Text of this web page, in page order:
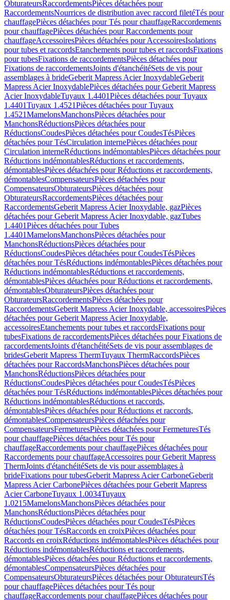
ObturateursRaccordementsPièces détachées pour
RaccordementsNourrices de distribution avec raccord filetéTés pour
chauffagePièces détachées pour Tés pour chauffageRaccordements
pour chauffagePièces détachées pour Raccordements pour
chauffageAccessoiresPièces détachées pour AccessoiresIsolations
pour tubes et raccordsEtanchements pour tubes et raccordsFixations
pour tubesFixations de raccordementsPièces détachées pour
Fixations de raccordementsJoints d'étanchéitéSets de vis pour
assemblages à brideGeberit Mapress Acier InoxydableGeberit
Mapress Acier InoxydablePièces détachées pour Geberit Mapress
Acier InoxydableTuyaux 1.4401Pièces détachées pour Tuyaux
1.4401Tuyaux 1.4521Pièces détachées pour Tuyaux
1.4521MamelonsManchonsPièces détachées pour
ManchonsRéductionsPièces détachées pour
RéductionsCoudesPièces détachées pour CoudesTésPièces
détachées pour TésCirculation internePièces détachées pour
Circulation interneRéductions indémontablesPièces détachées pour
Réductions indémontablesRéductions et raccordements,
démontablesPièces détachées pour Réductions et raccordements,
démontablesCompensateursPièces détachées pour
CompensateursObturateursPièces détachées pour
ObturateursRaccordementsPièces détachées pour
RaccordementsGeberit Mapress Acier Inoxydable, gazPièces
détachées pour Geberit Mapress Acier Inoxydable, gazTubes
1.4401Pièces détachées pour Tubes
1.4401MamelonsManchonsPièces détachées pour
ManchonsRéductionsPièces détachées pour
RéductionsCoudesPièces détachées pour CoudesTésPièces
détachées pour TésRéductions indémontablesPièces détachées pour
Réductions indémontablesRéductions et raccordements,
démontablesPièces détachées pour Réductions et raccordements,
démontablesObturateursPièces détachées pour
ObturateursRaccordementsPièces détachées pour
RaccordementsGeberit Mapress Acier Inoxydable, accessoiresPièces
détachées pour Geberit Mapress Acier Inoxydable,
accessoiresEtanchements pour tubes et raccordsFixations pour
tubesFixations de raccordementsPièces détachées pour Fixations de
raccordementsJoints d'étanchéitéSets de vis pour assemblages de
bridesGeberit Mapress ThermTuyaux ThermRaccordsPièces
détachées pour RaccordsManchonsPièces détachées pour
ManchonsRéductionsPièces détachées pour
RéductionsCoudesPièces détachées pour CoudesTésPièces
détachées pour TésRéductions indémontablesPièces détachées pour
Réductions indémontablesRéductions et raccords,
démontablesPièces détachées pour Réductions et raccords,
démontablesCompensateursPièces détachées pour
CompensateursFermeturesPièces détachées pour FermeturesTés
pour chauffagePièces détachées pour Tés pour
chauffageRaccordements pour chauffagePièces détachées pour
Raccordements pour chauffageAccessoires pour Geberit Mapress
ThermJoints d'étanchéitéSets de vis pour assemblages à
brideFixations pour tubesGeberit Mapress Acier CarboneGeberit
Mapress Acier CarbonePièces détachées pour Geberit Mapress
Acier CarboneTuyaux 1.0034Tuyaux
1.0215MamelonsManchonsPièces détachées pour
ManchonsRéductionsPièces détachées pour
RéductionsCoudesPièces détachées pour CoudesTésPièces
détachées pour TésRaccords en croixPièces détachées pour
Raccords en croixRéductions indémontablesPièces détachées pour
Réductions indémontablesRéductions et raccordements,
démontablesPièces détachées pour Réductions et raccordements,
démontablesCompensateursPièces détachées pour
CompensateursObturateursPièces détachées pour ObturateursTés
pour chauffagePièces détachées pour Tés pour
chauffageRaccordements pour chauffagePièces détachées pour